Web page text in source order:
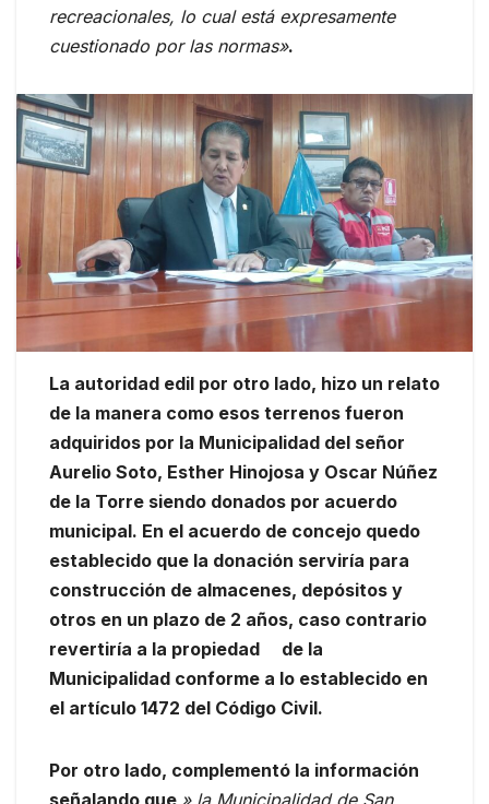
recreacionales, lo cual está expresamente
cuestionado por las normas».
La autoridad edil por otro lado, hizo un relato
de la manera como esos terrenos fueron
adquiridos por la Municipalidad del señor
Aurelio Soto, Esther Hinojosa y Oscar Núñez
de la Torre siendo donados por acuerdo
municipal. En el acuerdo de concejo quedo
establecido que la donación serviría para
construcción de almacenes, depósitos y
otros en un plazo de 2 años, caso contrario
revertiría a la propiedad de la
Municipalidad conforme a lo establecido en
el artículo 1472 del Código Civil.
Por otro lado, complementó la información
señalando que » la Municipalidad de San